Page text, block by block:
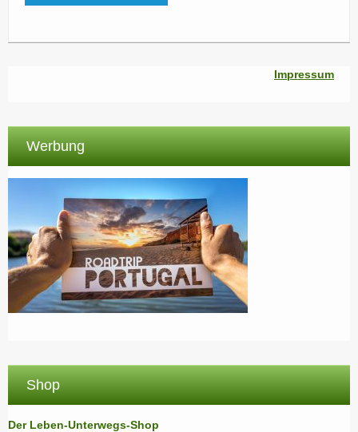
Impressum
Werbung
Shop
Der Leben-Unterwegs-Shop